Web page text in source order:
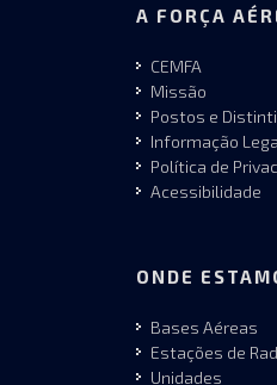
A FORÇA
CEMFA
Missão
Postos e
Informação
Política de
Acessibilidade
ONDE
Bases Aéreas
Estações de
Unidades